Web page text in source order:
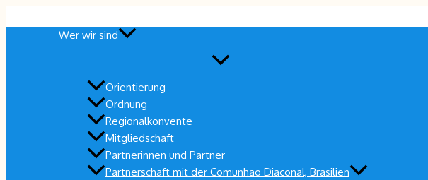
Inhalt
Wer wir sind
Orientierung
Ordnung
Regionalkonvente
Mitgliedschaft
Partnerinnen und Partner
Partnerschaft mit der Comunhao Diaconal, Brasilien